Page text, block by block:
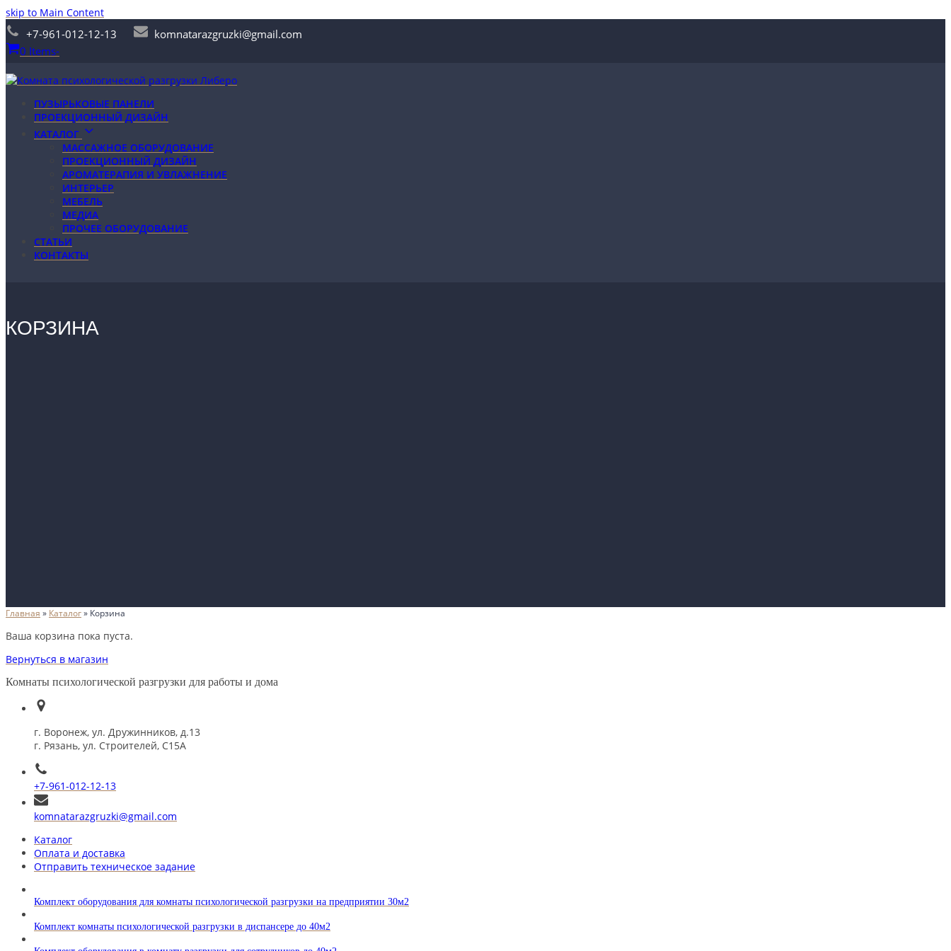
skip to Main Content
+7-961-012-12-13
komnatarazgruzki@gmail.com
0 Items-
ПУЗЫРЬКОВЫЕ ПАНЕЛИ
ПРОЕКЦИОННЫЙ ДИЗАЙН
КАТАЛОГ
МАССАЖНОЕ ОБОРУДОВАНИЕ
ПРОЕКЦИОННЫЙ ДИЗАЙН
АРОМАТЕРАПИЯ И УВЛАЖНЕНИЕ
ИНТЕРЬЕР
МЕБЕЛЬ
МЕДИА
ПРОЧЕЕ ОБОРУДОВАНИЕ
СТАТЬИ
КОНТАКТЫ
КОРЗИНА
Главная » Каталог» Корзина
Ваша корзина пока пуста.
Вернуться в магазин
Комнаты психологической разгрузки для работы и дома
г. Воронеж, ул. Дружинников, д.13
г. Рязань, ул. Строителей, С15А
+7-961-012-12-13
komnatarazgruzki@gmail.com
Каталог
Оплата и доставка
Отправить техническое задание
Комплект оборудования для комнаты психологической разгрузки на предприятии 30м2
Комплект комнаты психологической разгрузки в диспансере до 40м2